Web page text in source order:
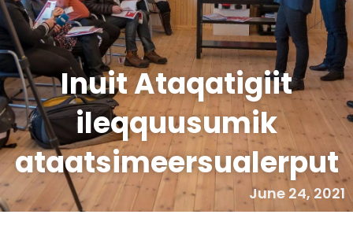
Inuit Ataqatigiit
ileqquusumik
ataatsimeersualerput
June 24, 2021